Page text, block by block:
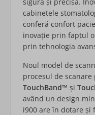
cabinetele
conferă confort
inovație prin faptul
prin tehnologia
Noul model de
procesul de
TouchBand™ și
având un design
i900 are în dotare și